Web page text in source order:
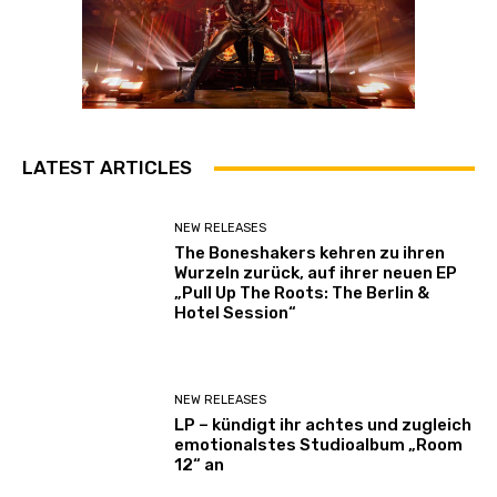
LATEST ARTICLES
NEW RELEASES
The Boneshakers kehren zu ihren
Wurzeln zurück, auf ihrer neuen EP
„Pull Up The Roots: The Berlin &
Hotel Session“
NEW RELEASES
LP – kündigt ihr achtes und zugleich
emotionalstes Studioalbum „Room
12“ an